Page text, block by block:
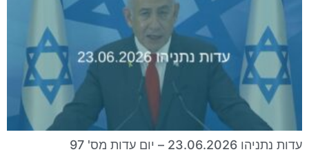
עדות נתניהו 23.06.2026 – יום עדות מס' 97